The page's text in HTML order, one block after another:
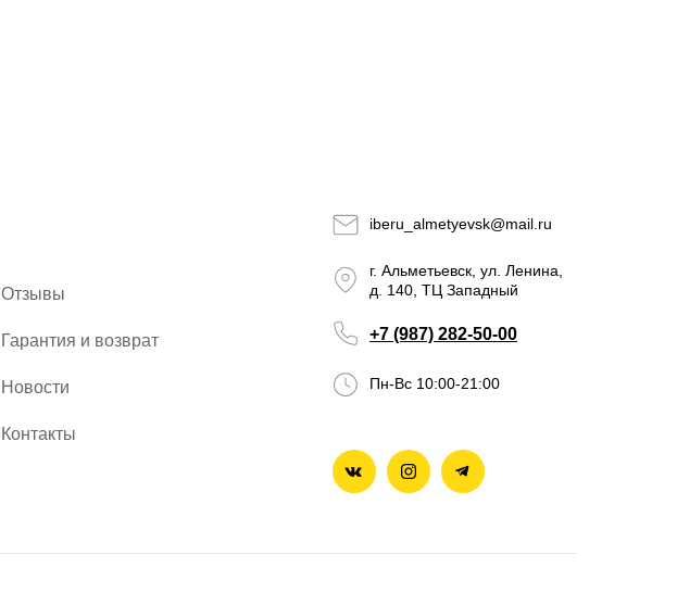
Отзывы
Гарантия и возврат
Новости
+7 (987) 282-50-00
iberu_almetyevsk@mail.ru
г. Альметьевск, ул. Ленина,
д. 140, ТЦ Западный
Пн-Вс 10:00-21:00
Контакты